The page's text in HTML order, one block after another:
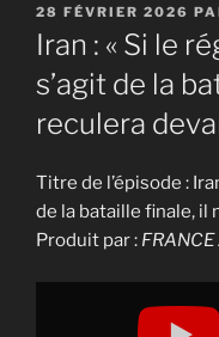
PUBLIÉ
LE
28 FÉVRIER 2026
Iran : « Si le
s’agit de la
reculera
Titre de l’épisode :
de la bataille finale, il
Produit par : FRANCE
Display